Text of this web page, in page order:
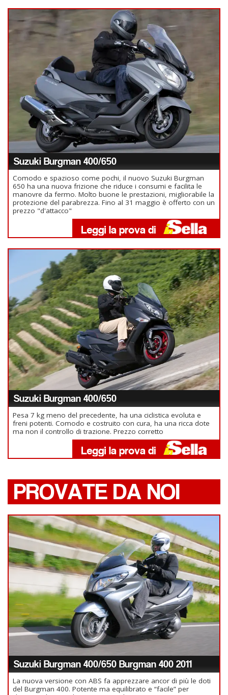
Suzuki Burgman 400/650
Comodo e spazioso come pochi, il nuovo Suzuki Burgman
650 ha una nuova frizione che riduce i consumi e facilita le
manovre da fermo. Molto buone le prestazioni, migliorabile la
protezione del parabrezza. Fino al 31 maggio è offerto con un
prezzo "d'attacco"
Suzuki Burgman 400/650
Pesa 7 kg meno del precedente, ha una ciclistica evoluta e
freni potenti. Comodo e costruito con cura, ha una ricca dote
ma non il controllo di trazione. Prezzo corretto
PROVATE DA NOI
Suzuki Burgman 400/650 Burgman 400 2011
La nuova versione con ABS fa apprezzare ancor di più le doti
del Burgman 400. Potente ma equilibrato e “facile” per